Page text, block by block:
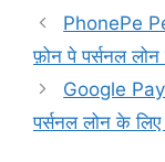
PhonePe
फ़ोन पे पर्सनल
Google
पर्सनल लोन के